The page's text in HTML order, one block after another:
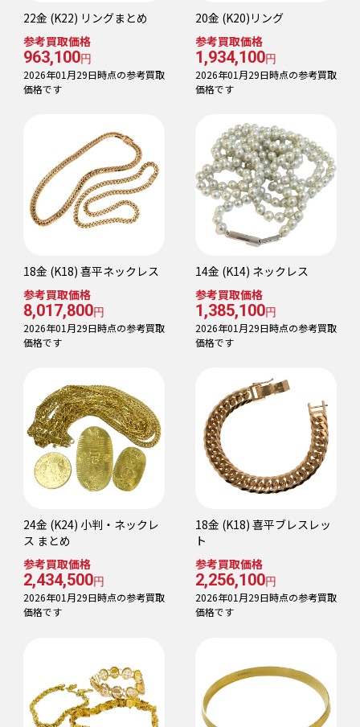
22金 (K22) リングまとめ
参考買取価格
963,100円
2026年01月29日時点の参考買取
価格です
20金 (K20)リング
参考買取価格
1,934,100円
2026年01月29日時点の参考買取
価格です
18金 (K18) 喜平ネックレス
参考買取価格
8,017,800円
2026年01月29日時点の参考買取
価格です
14金 (K14) ネックレス
参考買取価格
1,385,100円
2026年01月29日時点の参考買取
価格です
24金 (K24) 小判・ネックレ
ス まとめ
参考買取価格
2,434,500円
2026年01月29日時点の参考買取
価格です
18金 (K18) 喜平ブレスレッ
ト
参考買取価格
2,256,100円
2026年01月29日時点の参考買取
価格です